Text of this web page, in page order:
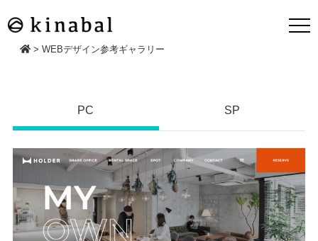
> WEBデザイン参考ギャラリー
PC SP